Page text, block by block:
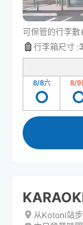
可保管的行李數
行李箱尺寸 :
8/8六 8/9
从Kotoni站